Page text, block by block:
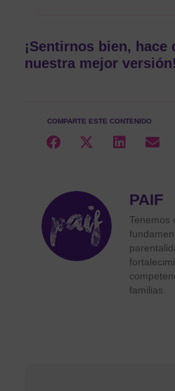
¡Sentirnos bien, hace
nuestra mejor versión!
COMPARTE ESTE CONTENIDO
PAIF
Tenemos
familias.